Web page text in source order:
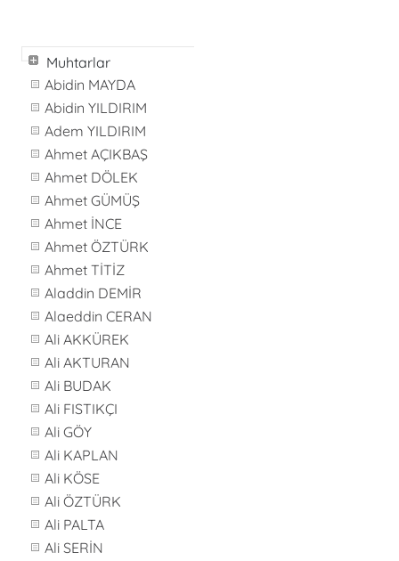
Muhtarlar
Abidin MAYDA
Abidin YILDIRIM
Adem YILDIRIM
Ahmet AÇIKBAŞ
Ahmet DÖLEK
Ahmet GÜMÜŞ
Ahmet İNCE
Ahmet ÖZTÜRK
Ahmet TİTİZ
Aladdin DEMİR
Alaeddin CERAN
Ali AKKÜREK
Ali AKTURAN
Ali BUDAK
Ali FISTIKÇI
Ali GÖY
Ali KAPLAN
Ali KÖSE
Ali ÖZTÜRK
Ali PALTA
Ali SERİN